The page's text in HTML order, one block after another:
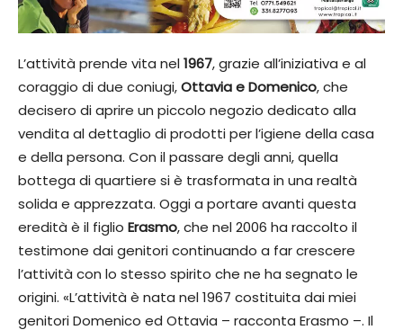
L’attività prende vita nel1967, grazie all’iniziativa e al
coraggio di due coniugi,Ottavia e Domenico, che
decisero di aprire un piccolo negozio dedicato alla
vendita al dettaglio di prodotti per l’igiene della casa
e della persona. Con il passare degli anni, quella
bottega di quartiere si è trasformata in una realtà
solida e apprezzata. Oggi a portare avanti questa
eredità è il figlio Erasmo, che nel 2006 ha raccolto il
testimone dai genitori continuando a far crescere
l’attività con lo stesso spirito che ne ha segnato le
origini. «L’attività è nata nel 1967 costituita dai miei
genitori Domenico ed Ottavia – racconta Erasmo –. Il